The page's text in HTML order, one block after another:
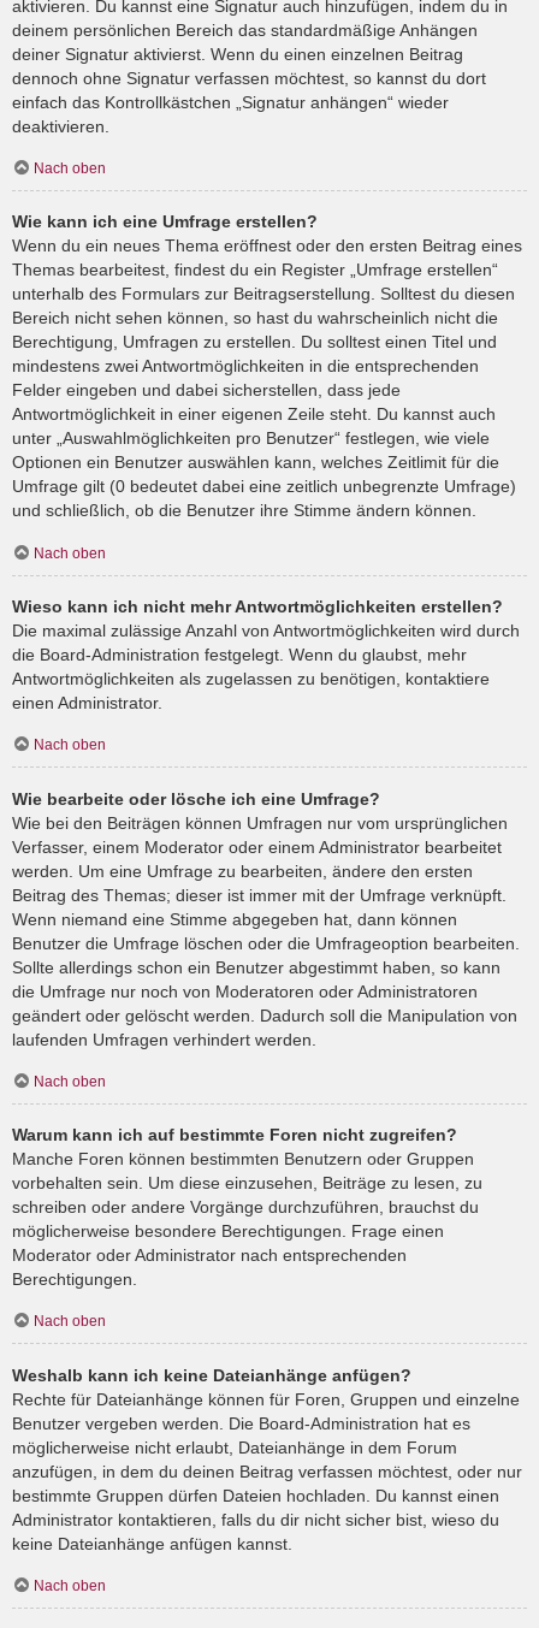
aktivieren. Du kannst eine Signatur auch hinzufügen, indem du in
deinem persönlichen Bereich das standardmäßige Anhängen
deiner Signatur aktivierst. Wenn du einen einzelnen Beitrag
dennoch ohne Signatur verfassen möchtest, so kannst du dort
einfach das Kontrollkästchen „Signatur anhängen“ wieder
deaktivieren.
Nach oben
Wie kann ich eine Umfrage erstellen?
Wenn du ein neues Thema eröffnest oder den ersten Beitrag eines
Themas bearbeitest, findest du ein Register „Umfrage erstellen“
unterhalb des Formulars zur Beitragserstellung. Solltest du diesen
Bereich nicht sehen können, so hast du wahrscheinlich nicht die
Berechtigung, Umfragen zu erstellen. Du solltest einen Titel und
mindestens zwei Antwortmöglichkeiten in die entsprechenden
Felder eingeben und dabei sicherstellen, dass jede
Antwortmöglichkeit in einer eigenen Zeile steht. Du kannst auch
unter „Auswahlmöglichkeiten pro Benutzer“ festlegen, wie viele
Optionen ein Benutzer auswählen kann, welches Zeitlimit für die
Umfrage gilt (0 bedeutet dabei eine zeitlich unbegrenzte Umfrage)
und schließlich, ob die Benutzer ihre Stimme ändern können.
Nach oben
Wieso kann ich nicht mehr Antwortmöglichkeiten erstellen?
Die maximal zulässige Anzahl von Antwortmöglichkeiten wird durch
die Board-Administration festgelegt. Wenn du glaubst, mehr
Antwortmöglichkeiten als zugelassen zu benötigen, kontaktiere
einen Administrator.
Nach oben
Wie bearbeite oder lösche ich eine Umfrage?
Wie bei den Beiträgen können Umfragen nur vom ursprünglichen
Verfasser, einem Moderator oder einem Administrator bearbeitet
werden. Um eine Umfrage zu bearbeiten, ändere den ersten
Beitrag des Themas; dieser ist immer mit der Umfrage verknüpft.
Wenn niemand eine Stimme abgegeben hat, dann können
Benutzer die Umfrage löschen oder die Umfrageoption bearbeiten.
Sollte allerdings schon ein Benutzer abgestimmt haben, so kann
die Umfrage nur noch von Moderatoren oder Administratoren
geändert oder gelöscht werden. Dadurch soll die Manipulation von
laufenden Umfragen verhindert werden.
Nach oben
Warum kann ich auf bestimmte Foren nicht zugreifen?
Manche Foren können bestimmten Benutzern oder Gruppen
vorbehalten sein. Um diese einzusehen, Beiträge zu lesen, zu
schreiben oder andere Vorgänge durchzuführen, brauchst du
möglicherweise besondere Berechtigungen. Frage einen
Moderator oder Administrator nach entsprechenden
Berechtigungen.
Nach oben
Weshalb kann ich keine Dateianhänge anfügen?
Rechte für Dateianhänge können für Foren, Gruppen und einzelne
Benutzer vergeben werden. Die Board-Administration hat es
möglicherweise nicht erlaubt, Dateianhänge in dem Forum
anzufügen, in dem du deinen Beitrag verfassen möchtest, oder nur
bestimmte Gruppen dürfen Dateien hochladen. Du kannst einen
Administrator kontaktieren, falls du dir nicht sicher bist, wieso du
keine Dateianhänge anfügen kannst.
Nach oben